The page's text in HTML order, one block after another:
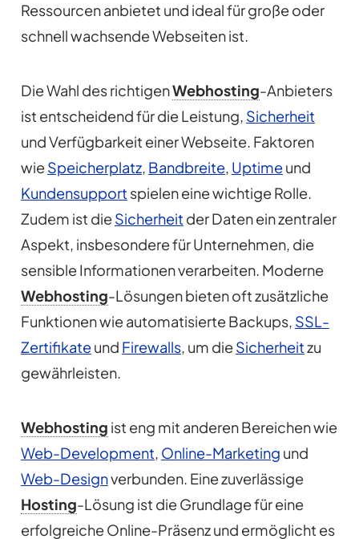
Ressourcen anbietet und ideal für große oder
schnell wachsende Webseiten ist.
Die Wahl des richtigenWebhosting-Anbieters
ist entscheidend für die Leistung, Sicherheit
und Verfügbarkeit einer Webseite. Faktoren
wieSpeicherplatz, Bandbreite, Uptimeund
Kundensupport spielen eine wichtige Rolle.
Zudem ist dieSicherheit der Daten ein zentraler
Aspekt, insbesondere für Unternehmen, die
sensible Informationen verarbeiten. Moderne
Webhosting-Lösungen bieten oft zusätzliche
Funktionen wie automatisierte Backups, SSL-
Zertifikateund Firewalls, um dieSicherheitzu
gewährleisten.
Webhosting ist eng mit anderen Bereichen wie
Web-Development, Online-Marketing und
Web-Designverbunden. Eine zuverlässige
Hosting-Lösung ist die Grundlage für eine
erfolgreiche Online-Präsenz und ermöglicht es